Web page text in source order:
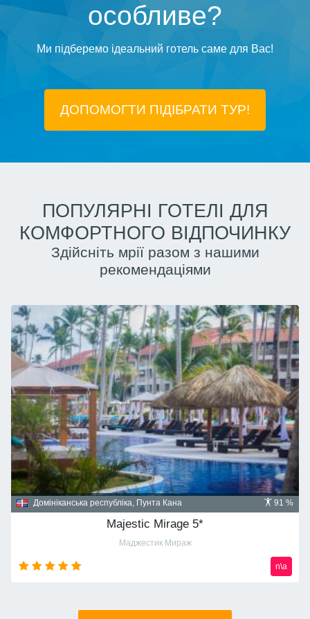
особливе?
Ми підберемо ідеальний готель саме для Вас!
ДОПОМОГТИ ПІДIБРАТИ ТУР!
ПОПУЛЯРНІ ГОТЕЛІ ДЛЯ
КОМФОРТНОГО ВІДПОЧИНКУ
Здійсніть мрії разом з нашими
рекомендаціями
91 %
Домініканська республіка, Пунта Кана
Majestic Mirage 5*
Маджестик Мираж
n\a